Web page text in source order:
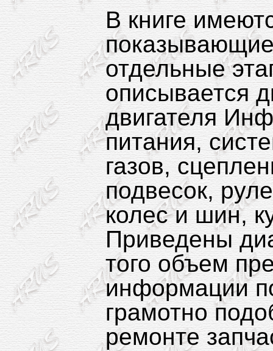
В книге
отдельные
описывается
двигателя
питания,
газов,
подвесок,
колес и шин,
Приведены
того объем
информации
грамотно
ремонте